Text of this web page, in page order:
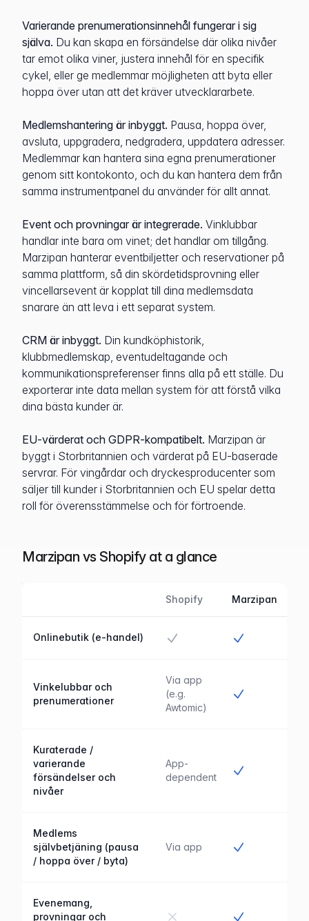
Varierande prenumerationsinnehål fungerar i sig
själva. Du kan skapa en försändelse där olika nivåer
tar emot olika viner, justera innehål för en specifik
cykel, eller ge medlemmar möjligheten att byta eller
hoppa över utan att det kräver utvecklararbete.
Medlemshantering är inbyggt. Pausa, hoppa över,
avsluta, uppgradera, nedgradera, uppdatera adresser.
Medlemmar kan hantera sina egna prenumerationer
genom sitt kontokonto, och du kan hantera dem från
samma instrumentpanel du använder för allt annat.
Event och provningar är integrerade. Vinklubbar
handlar inte bara om vinet; det handlar om tillgång.
Marzipan hanterar eventbiljetter och reservationer på
samma plattform, så din skördetidsprovning eller
vincellarsevent är kopplat till dina medlemsdata
snarare än att leva i ett separat system.
CRM är inbyggt. Din kundköphistorik,
klubbmedlemskap, eventudeltagande och
kommunikationspreferenser finns alla på ett ställe. Du
exporterar inte data mellan system för att förstå vilka
dina bästa kunder är.
EU-värderat och GDPR-kompatibelt. Marzipan är
byggt i Storbritannien och värderat på EU-baserade
servrar. För vingårdar och dryckesproducenter som
säljer till kunder i Storbritannien och EU spelar detta
roll för överensstämmelse och för förtroende.
Marzipan vs Shopify at a glance
Shopify Marzipan
Onlinebutik (e-handel)
Vinkelubbar och
prenumerationer
Via app
(e.g.
Awtomic)
Kuraterade /
varierande
försändelser och
nivåer
App-
dependent
Medlems
självbetjäning (pausa
/ hoppa över / byta)
Via app
Evenemang,
provningar och